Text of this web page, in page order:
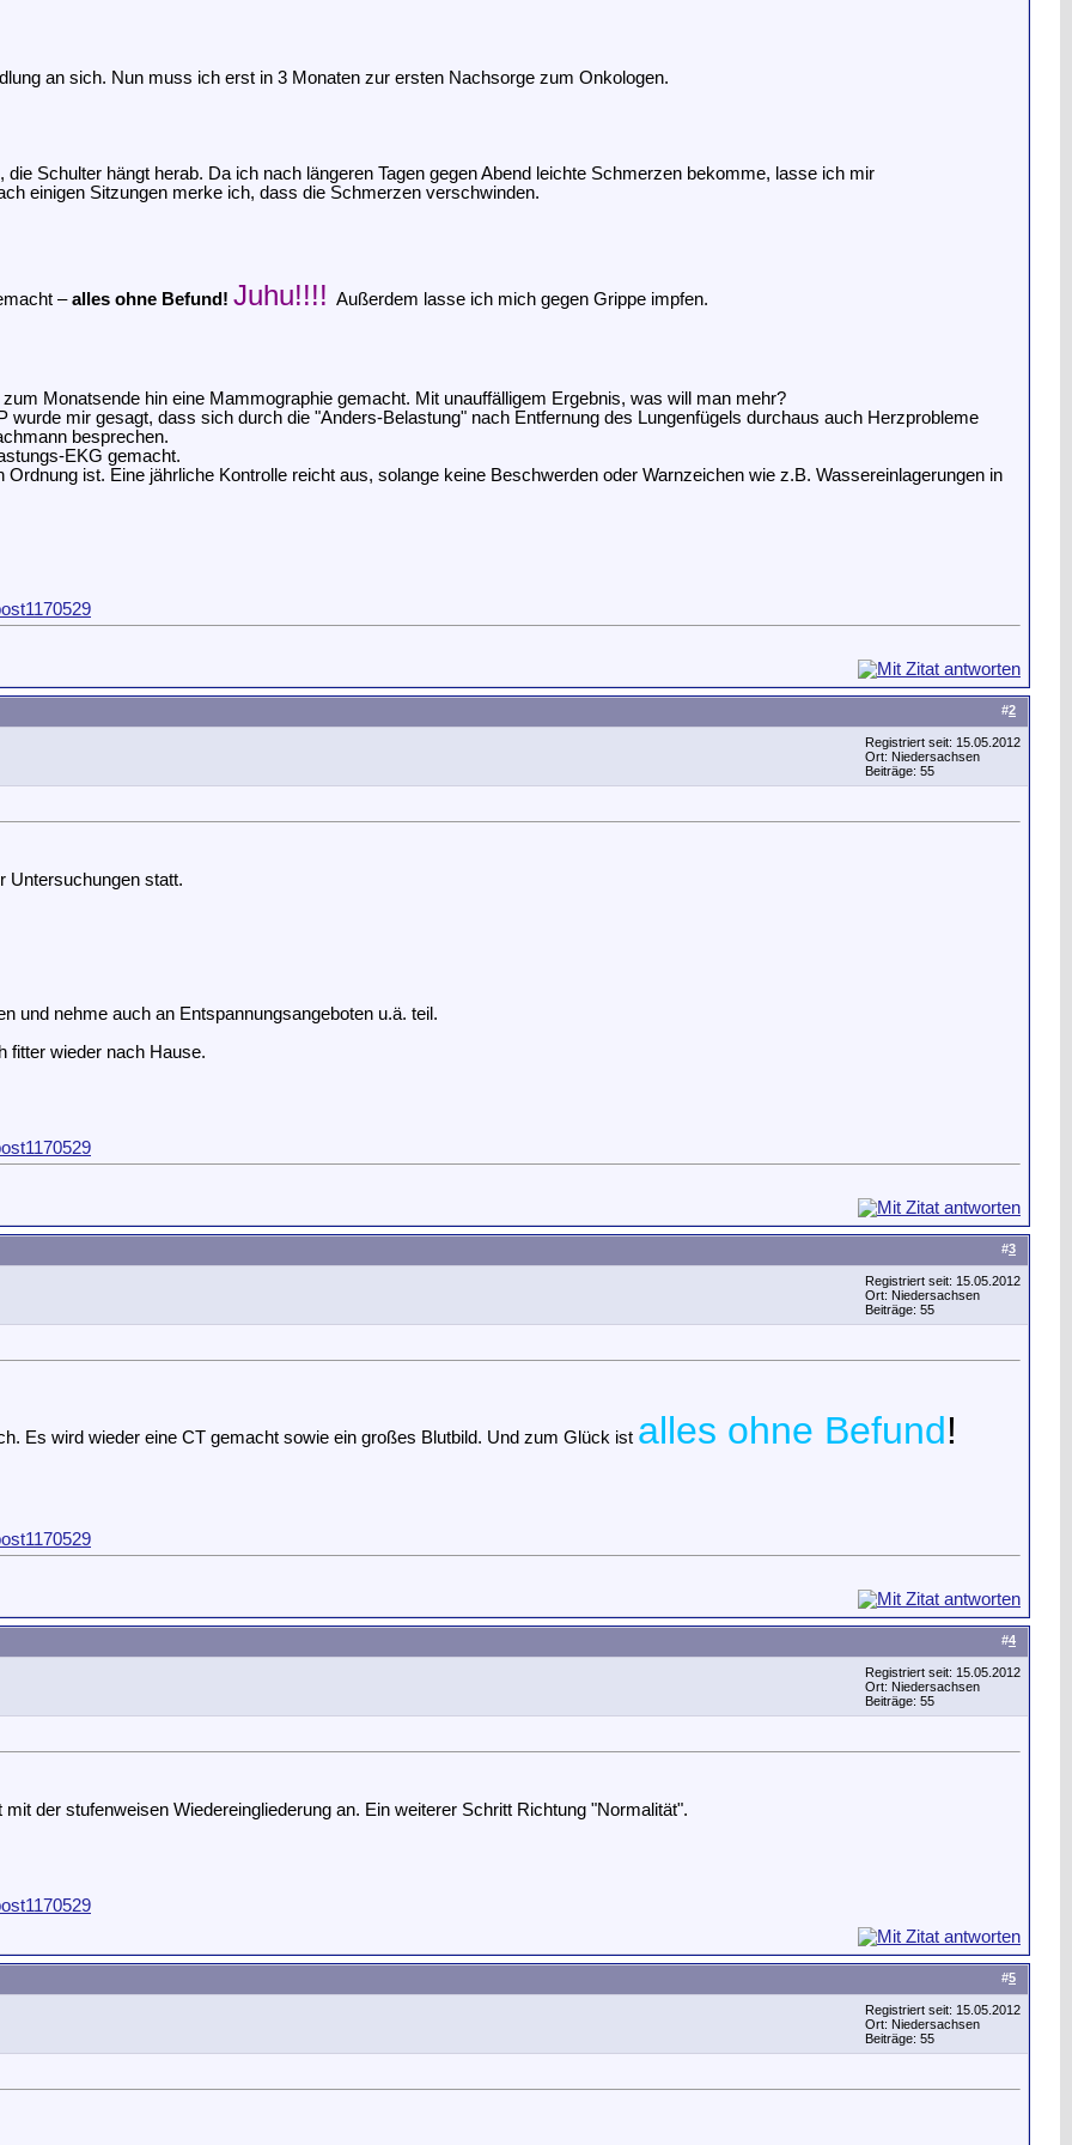
an sich. Nun muss ich erst in 3 Monaten zur ersten Nachsorge zum Onkologen.
Schulter hängt herab. Da ich nach längeren Tagen gegen Abend leichte Schmerzen bekomme, lasse ich mir
einigen Sitzungen merke ich, dass die Schmerzen verschwinden.
–alles ohne Befund! Juhu!!!! Außerdem lasse ich mich gegen Grippe impfen.
Monatsende hin eine Mammographie gemacht. Mit unauffälligem Ergebnis, was will man mehr?
wurde mir gesagt, dass sich durch die "Anders-Belastung" nach Entfernung des Lungenfügels durchaus auch Herzprobleme
besprechen.
EKG gemacht.
ist. Eine jährliche Kontrolle reicht aus, solange keine Beschwerden oder Warnzeichen wie z.B. Wassereinlagerungen in
#2
Registriert seit: 15.05.2012
Ort: Niedersachsen
Beiträge: 55
Untersuchungen statt.
und nehme auch an Entspannungsangeboten u.ä. teil.
fitter wieder nach Hause.
#3
Registriert seit: 15.05.2012
Ort: Niedersachsen
Beiträge: 55
Es wird wieder eine CT gemacht sowie ein großes Blutbild. Und zum Glück ist alles ohne Befund!
#4
Registriert seit: 15.05.2012
Ort: Niedersachsen
Beiträge: 55
der stufenweisen Wiedereingliederung an. Ein weiterer Schritt Richtung "Normalität".
#5
Registriert seit: 15.05.2012
Ort: Niedersachsen
Beiträge: 55